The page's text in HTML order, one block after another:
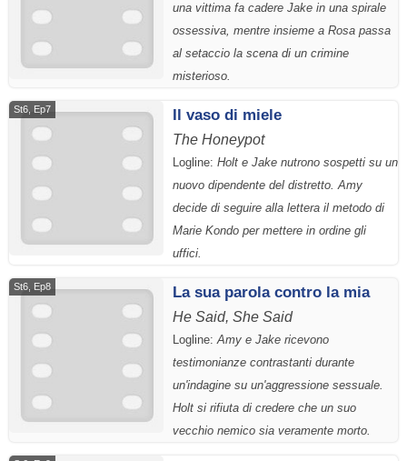
una vittima fa cadere Jake in una spirale
ossessiva, mentre insieme a Rosa passa
al setaccio la scena di un crimine
misterioso.
St6, Ep7 Il vaso di miele
The Honeypot
Logline: Holt e Jake nutrono sospetti su un
nuovo dipendente del distretto. Amy
decide di seguire alla lettera il metodo di
Marie Kondo per mettere in ordine gli
uffici.
St6, Ep8 La sua parola contro la mia
He Said, She Said
Logline: Amy e Jake ricevono
testimonianze contrastanti durante
un'indagine su un'aggressione sessuale.
Holt si rifiuta di credere che un suo
vecchio nemico sia veramente morto.